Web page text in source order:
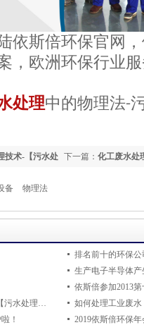
依斯倍环保官网
，欧洲环保行业
处理中的物理法-
下一篇： 化工废水处
技术-【污水处
备 物理法
排名前十的环保
生产电子半导体
依斯倍参加2013
磷酸铁废水处理方法中常规处理工艺-【污水处理设备环保知识】
如何处理工业废水
！
2019依斯倍环保